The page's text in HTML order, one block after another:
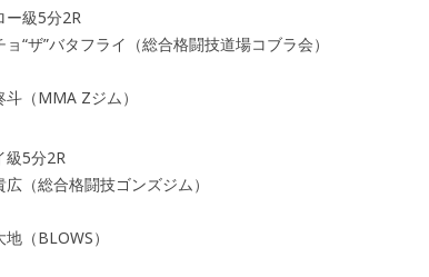
ー級5分2R
ョ“ザ”バタフライ（総合格闘技道場コブラ会）
斗（MMA Zジム）
級5分2R
広（総合格闘技ゴンズジム）
（BLOWS）